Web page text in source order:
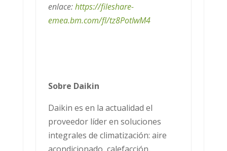
enlace:https://fileshare-
emea.bm.com/fl/tz8PotIwM4
Sobre Daikin
Daikin es en la actualidad el
proveedor líder en soluciones
integrales de climatización: aire